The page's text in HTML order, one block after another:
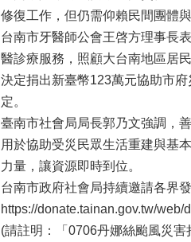
修復工作，但仍需仰賴民間團體
台南市牙醫師公會王啓方理事長
醫診療服務，照顧大台南地區居
決定捐出新臺幣123萬元協助市
定。
臺南市社會局局長郭乃文強調，
用於協助受災民眾生活重建與基
力量，讓資源即時到位。
台南市政府社會局持續邀請各界
https://donate.tainan.gov.tw/
(請註明：「0706丹娜絲颱風災害